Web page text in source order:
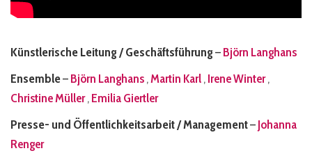
Künstlerische Leitung / Geschäftsführung–Björn Langhans
Ensemble–Björn Langhans,Martin Karl,Irene Winter,
Christine Müller,Emilia Giertler
Presse- und Öffentlichkeitsarbeit / Management–Johanna
Renger